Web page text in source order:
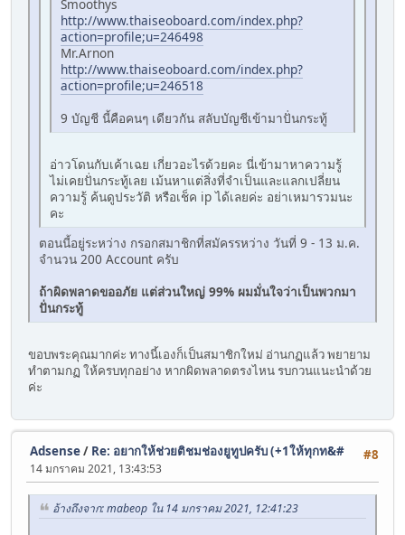
Smoothys
http://www.thaiseoboard.com/index.php?
action=profile;u=246498
Mr.Arnon
http://www.thaiseoboard.com/index.php?
action=profile;u=246518
9 บัญชี นี้คือคนๆ เดียวกัน สลับบัญชีเข้ามาปั่นกระทู้
อ่าวโดนกับเค้าเฉย เกี่ยวอะไรด้วยคะ นี่เข้ามาหาความรู้
ไม่เคยปั่นกระทู้เลย เม้นหาแต่สิ่งที่จำเป็นและแลกเปลี่ยน
ความรู้ ค้นดูประวัติ หรือเช็ค ip ได้เลยค่ะ อย่าเหมารวมนะ
คะ
ตอนนี้อยู่ระหว่าง กรอกสมาชิกที่สมัครรหว่าง วันที่ 9 - 13 ม.ค.
จำนวน 200 Account ครับ
ถ้าผิดพลาดขออภัย แต่ส่วนใหญ่ 99% ผมมั่นใจว่าเป็นพวกมา
ปั่นกระทู้
ขอบพระคุณมากค่ะ ทางนี้เองก็เป็นสมาชิกใหม่ อ่านกฏแล้ว พยายาม
ทำตามกฏ ให้ครบทุกอย่าง หากผิดพลาดตรงไหน รบกวนแนะนำด้วย
ค่ะ
#8
Adsense/ Re: อยากให้ช่วยติชมช่องยูทูปครับ (+1ให้ทุกท&#
14 มกราคม 2021, 13:43:53
อ้างถึงจาก: mabeop ใน 14 มกราคม 2021, 12:41:23